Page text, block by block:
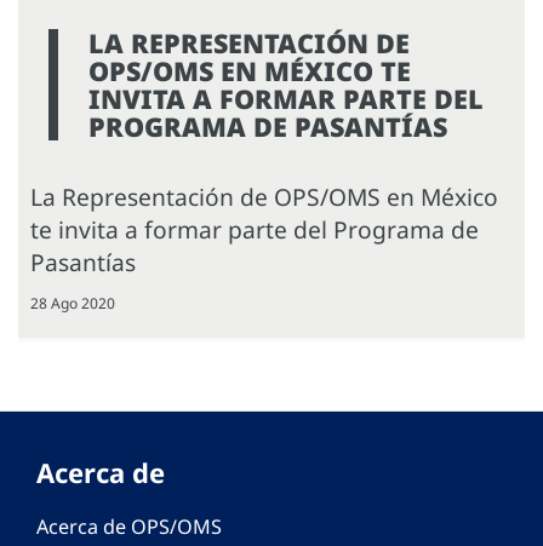
LA REPRESENTACIÓN DE
OPS/OMS EN MÉXICO TE
INVITA A FORMAR PARTE DEL
PROGRAMA DE PASANTÍAS
La Representación de OPS/OMS en México
te invita a formar parte del Programa de
Pasantías
28 Ago 2020
Acerca de
Acerca de OPS/OMS